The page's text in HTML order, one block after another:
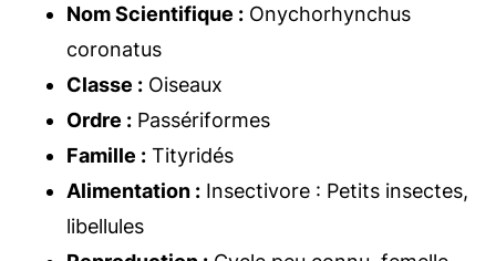
Nom Scientifique : Onychorhynchus
coronatus
Classe : Oiseaux
Ordre : Passériformes
Famille : Tityridés
Alimentation : Insectivore : Petits insectes,
libellules